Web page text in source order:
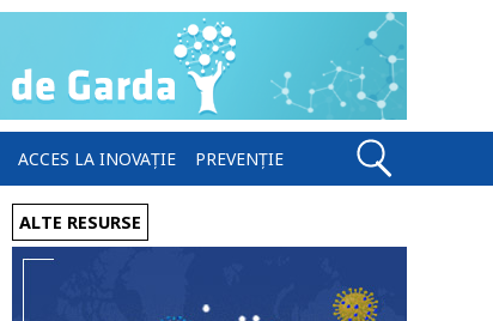
ACCES LA INOVAȚIE PREVENȚIE
ALTE RESURSE